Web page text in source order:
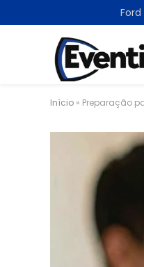
Início » Preparação